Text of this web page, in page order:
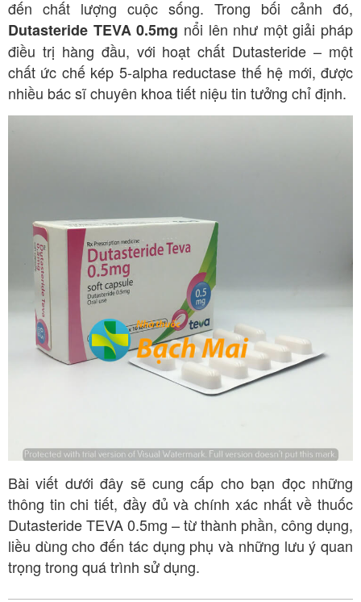
đến chất lượng cuộc sống. Trong bối cảnh đó,
Dutasteride TEVA 0.5mg nổi lên như một giải pháp
điều trị hàng đầu, với hoạt chất Dutasteride – một
chất ức chế kép 5-alpha reductase thế hệ mới, được
nhiều bác sĩ chuyên khoa tiết niệu tin tưởng chỉ định.
Bài viết dưới đây sẽ cung cấp cho bạn đọc những
thông tin chi tiết, đầy đủ và chính xác nhất về thuốc
Dutasteride TEVA 0.5mg – từ thành phần, công dụng,
liều dùng cho đến tác dụng phụ và những lưu ý quan
trọng trong quá trình sử dụng.